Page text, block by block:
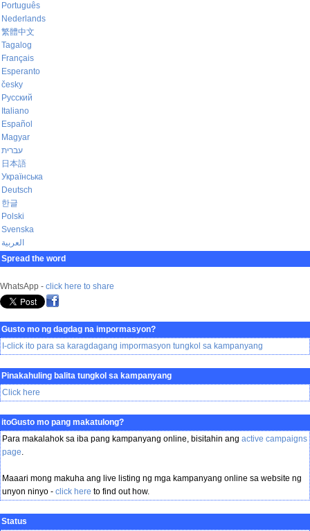
Português
Nederlands
繁體中文
Tagalog
Français
Esperanto
česky
Русский
Italiano
Español
Magyar
עברית
日本語
Українська
Deutsch
한글
Polski
Svenska
العربية
Spread the word
WhatsApp - click here to share
Gusto mo ng dagdag na impormasyon?
I-click ito para sa karagdagang impormasyon tungkol sa kampanyang
Pinakahuling balita tungkol sa kampanyang
Click here
itoGusto mo pang makatulong?
Para makalahok sa iba pang kampanyang online, bisitahin ang active campaigns
page.
Maaari mong makuha ang live listing ng mga kampanyang online sa website ng
unyon ninyo - click here to find out how.
Status